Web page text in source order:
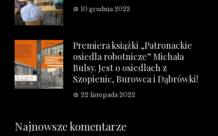
10 grudnia 2023
Premiera książki „Patronackie
osiedla robotnicze” Michała
Bulsy. Jest o osiedlach z
Szopienic, Burowca i Dąbrówki!
22 listopada 2022
Najnowsze komentarze